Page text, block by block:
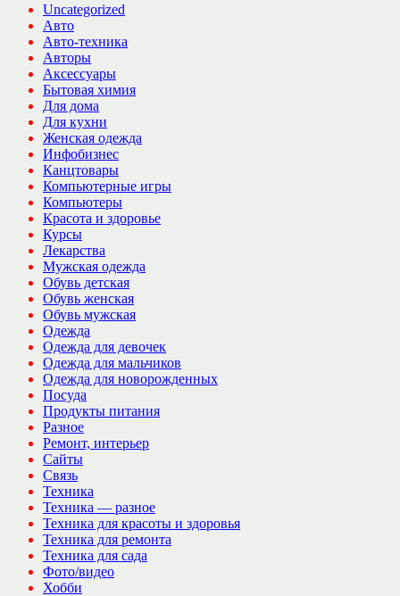
Uncategorized
Авто
Авто-техника
Авторы
Аксессуары
Бытовая химия
Для дома
Для кухни
Женская одежда
Инфобизнес
Канцтовары
Компьютерные игры
Компьютеры
Красота и здоровье
Курсы
Лекарства
Мужская одежда
Обувь детская
Обувь женская
Обувь мужская
Одежда
Одежда для девочек
Одежда для мальчиков
Одежда для новорожденных
Посуда
Продукты питания
Разное
Ремонт, интерьер
Сайты
Связь
Техника
Техника — разное
Техника для красоты и здоровья
Техника для ремонта
Техника для сада
Фото/видео
Хобби